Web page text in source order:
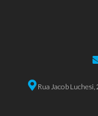
Rua Jacob Luchesi,